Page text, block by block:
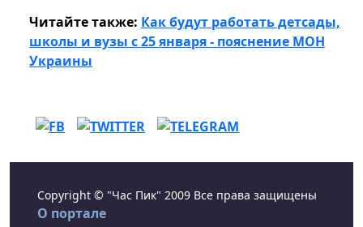
Читайте также: Как будут работать детсады,
школы и вузы с 25 января - пояснение МОН
Украины
Copyright © "Час Пик" 2009 Все права защищены
О портале